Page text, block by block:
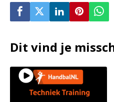
Dit vind je